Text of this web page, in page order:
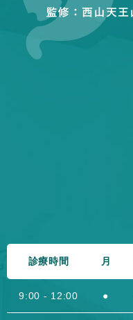
診療時間 月
9:00 - 12:00 ●